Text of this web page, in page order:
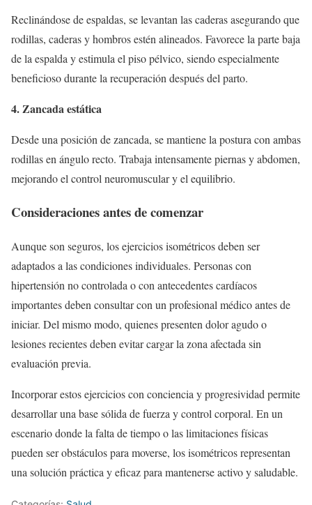
Reclinándose de espaldas, se levantan las caderas asegurando que
rodillas, caderas y hombros estén alineados. Favorece la parte baja
de la espalda y estimula el piso pélvico, siendo especialmente
beneficioso durante la recuperación después del parto.
4. Zancada estática
Desde una posición de zancada, se mantiene la postura con ambas
rodillas en ángulo recto. Trabaja intensamente piernas y abdomen,
mejorando el control neuromuscular y el equilibrio.
Consideraciones antes de comenzar
Aunque son seguros, los ejercicios isométricos deben ser
adaptados a las condiciones individuales. Personas con
hipertensión no controlada o con antecedentes cardíacos
importantes deben consultar con un profesional médico antes de
iniciar. Del mismo modo, quienes presenten dolor agudo o
lesiones recientes deben evitar cargar la zona afectada sin
evaluación previa.
Incorporar estos ejercicios con conciencia y progresividad permite
desarrollar una base sólida de fuerza y control corporal. En un
escenario donde la falta de tiempo o las limitaciones físicas
pueden ser obstáculos para moverse, los isométricos representan
una solución práctica y eficaz para mantenerse activo y saludable.